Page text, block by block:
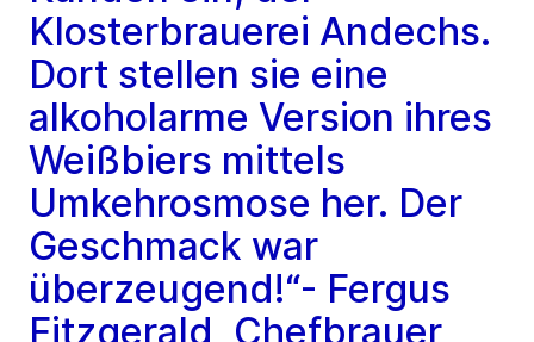
Klosterbrauerei Andechs.
Dort stellen sie eine
alkoholarme Version ihres
Weißbiers mittels
Umkehrosmose her. Der
Geschmack war
überzeugend!“- Fergus
Fitzgerald, Chefbrauer